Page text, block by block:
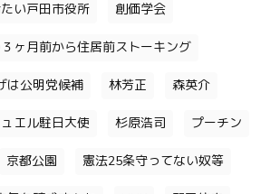
い戸田市役所 創価学会
ヶ月前から住居前ストーキング
は公明党候補 林芳正 森英介
エル駐日大使 杉原浩司 プーチン
京都公園 憲法25条守ってない奴等